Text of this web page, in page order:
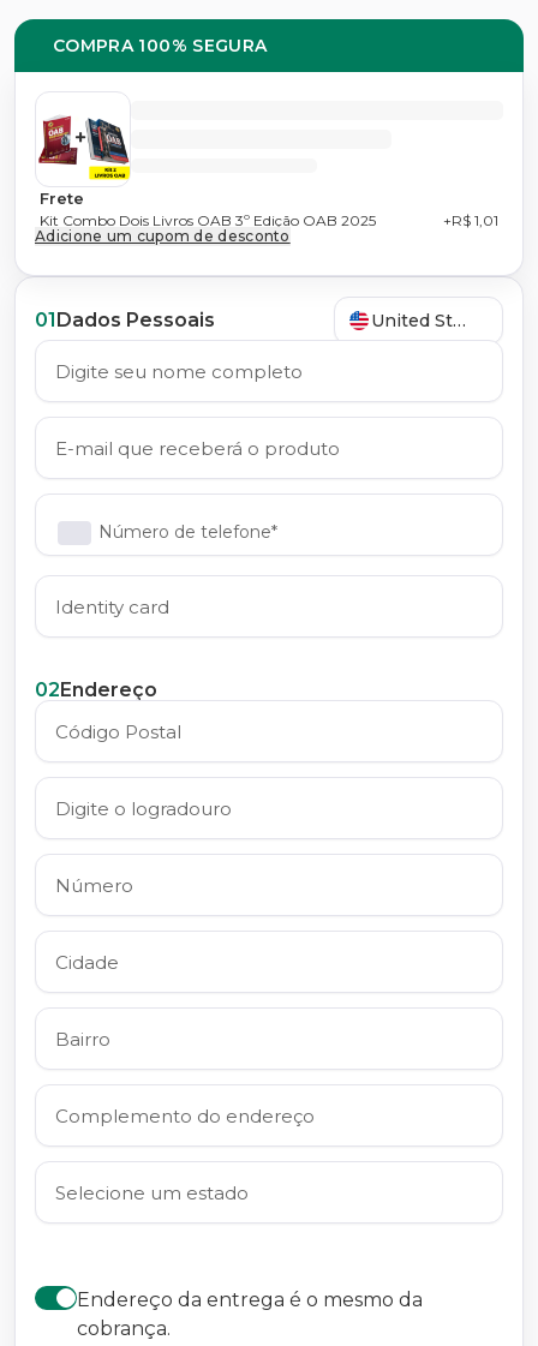
01Dados Pessoais United States
Número de telefone*
02Endereço
Endereço da entrega é o mesmo da
cobrança.
COMPRA 100% SEGURA
Frete
Kit Combo Dois Livros OAB 3º Edição OAB 2025
+R$ 1,01
Adicione um cupom de desconto